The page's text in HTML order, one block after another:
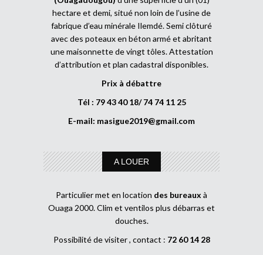
hectare et demi, situé non loin de l’usine de
fabrique d’eau minérale Ilemdé. Semi clôturé
avec des poteaux en béton armé et abritant
une maisonnette de vingt tôles. Attestation
d’attribution et plan cadastral disponibles.
Prix à débattre
Tél : 79 43 40 18/ 74 74 11 25
E-mail: masigue2019@gmail.com
A LOUER
Particulier met en location des bureaux à
Ouaga 2000. Clim et ventilos plus débarras et
douches.
Possibilité de visiter , contact : 72 60 14 28